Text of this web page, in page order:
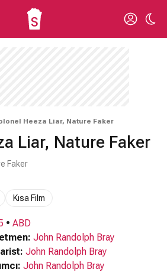
Heeza Liar, Nature Faker
Liar, Nature Faker
Faker
Kısa Film
• ABD
John Randolph Bray
John Randolph Bray
John Randolph Bray